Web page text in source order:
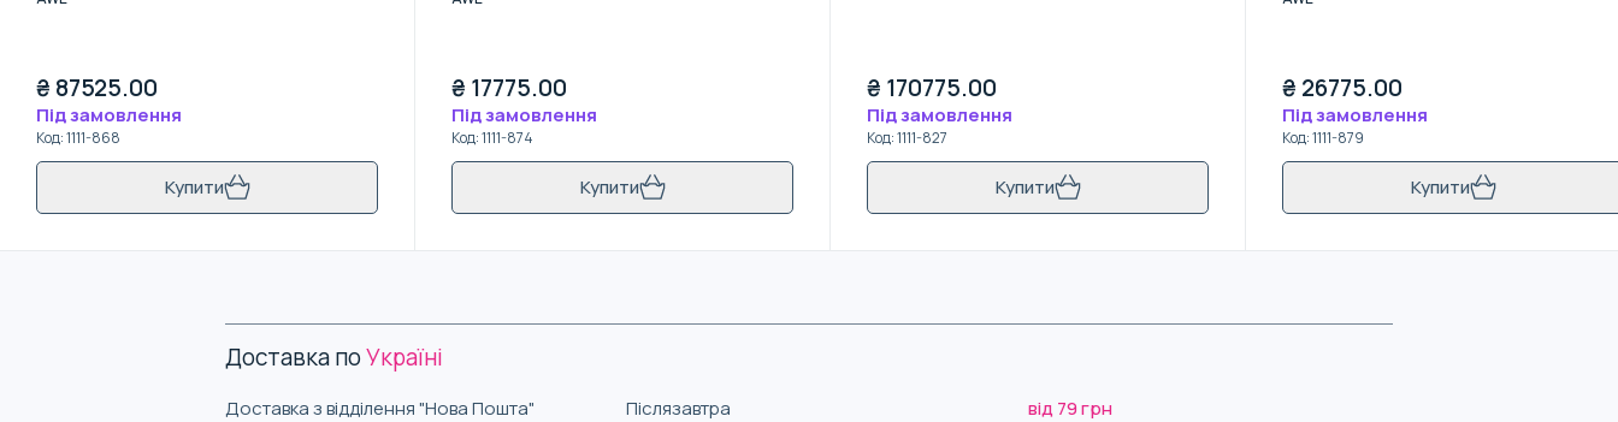
₴ 87525.00
Під замовлення
Код:1111-868
Купити
₴ 17775.00
Під замовлення
Код:1111-874
Купити
₴ 170775.00
Під замовлення
Код:1111-827
Купити
₴ 26775.00
Під замовлення
Код:1111-879
Купити
Доставка поУкраїні
Доставка з відділення "Нова Пошта" Післязавтра
від 79 грн